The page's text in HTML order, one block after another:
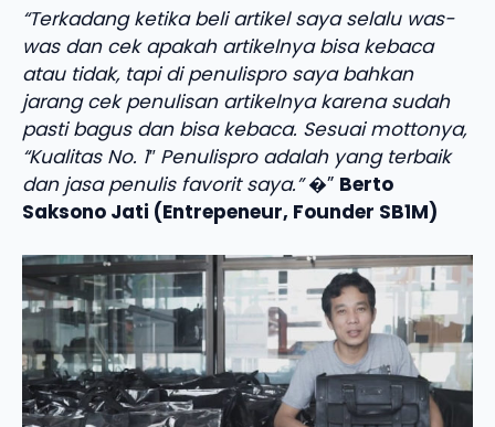
“Terkadang ketika beli artikel saya selalu was-
was dan cek apakah artikelnya bisa kebaca
atau tidak, tapi di penulispro saya bahkan
jarang cek penulisan artikelnya karena sudah
pasti bagus dan bisa kebaca. Sesuai mottonya,
“Kualitas No. 1″ Penulispro adalah yang terbaik
dan jasa penulis favorit saya.”�” Berto
Saksono Jati (Entrepeneur, Founder SB1M)